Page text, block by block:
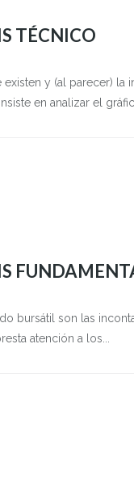
TÉCNICO
y (al parecer) la
en analizar el
bursátil son las
atención a los...